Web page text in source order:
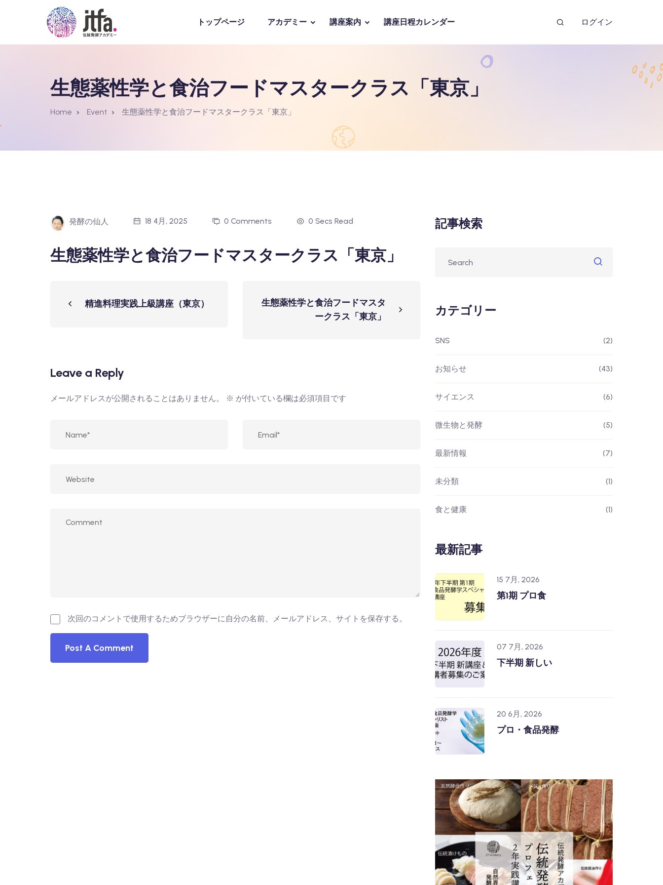
トップページ アカデミー 講座案内 講座日程カレンダー ログイン
生態薬性学と食治フードマスタークラス「東京」
Home Event 生態薬性学と食治フードマスタークラス「東京」
発酵の仙人 18 4月, 2025 0 Comments 0 Secs Read
生態薬性学と食治フードマスタークラス「東京」
精進料理実践上級講座（東京）
生態薬性学と食治フードマスタ
ークラス「東京」
Leave a Reply
メールアドレスが公開されることはありません。 ※ が付いている欄は必須項目です
次回のコメントで使用するためブラウザーに自分の名前、メールアドレス、サイトを保存する。
記事検索
カテゴリー
SNS (2)
お知らせ (43)
サイエンス (6)
微生物と発酵 (5)
最新情報 (7)
未分類 (1)
食と健康 (1)
最新記事
15 7月, 2026
第1期 プロ食
07 7月, 2026
下半期 新しい
20 6月, 2026
プロ・食品発酵